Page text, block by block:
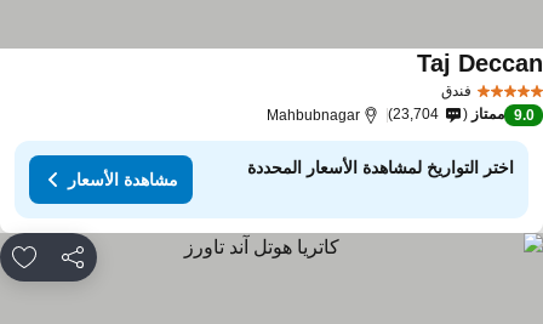
فندق
Tajمشاهدة الأسعار
9.0 ممتاز 23,704
Mahbubnagar
اختر التواريخ لمشاهدة الأسعار المحددة
مشاهدة الأسعار
مشاركة